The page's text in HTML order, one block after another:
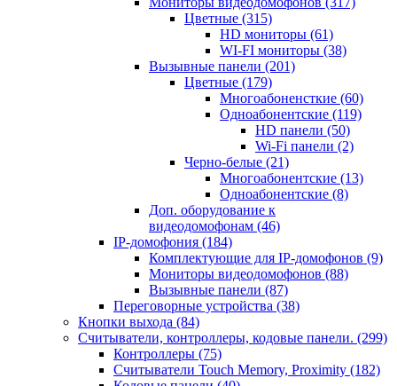
Цветные (315)
HD мониторы (61)
WI-FI мониторы (38)
Вызывные панели (201)
Цветные (179)
Многоабоненсткие (60)
Одноабонентские (119)
HD панели (50)
Wi-Fi панели (2)
Черно-белые (21)
Многоабонентские (13)
Одноабонентские (8)
Доп. оборудование к
видеодомофонам (46)
IP-домофония (184)
Комплектующие для IP-домофонов (9)
Мониторы видеодомофонов (88)
Вызывные панели (87)
Переговорные устройства (38)
Кнопки выхода (84)
Считыватели, контроллеры, кодовые панели. (299)
Контроллеры (75)
Считыватели Touch Memory, Proximity (182)